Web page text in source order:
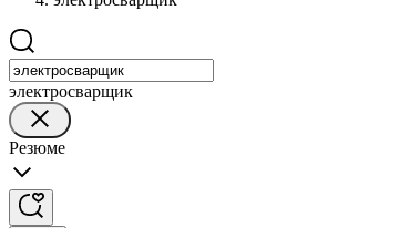
электросварщик
Резюме